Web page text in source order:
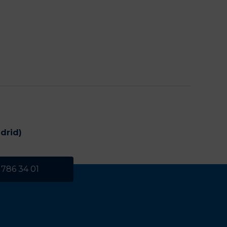
786 34 01